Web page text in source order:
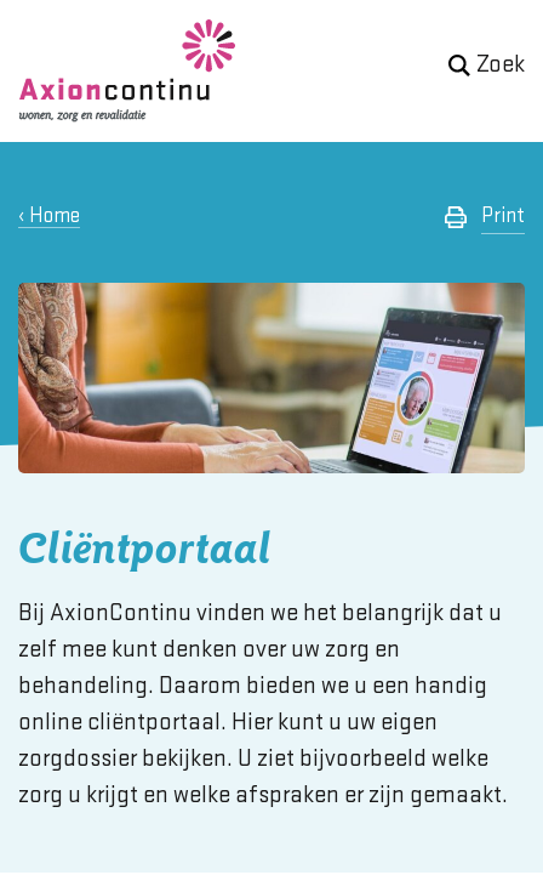
Zoek
Home Print
Cliëntportaal
Bij AxionContinu vinden we het belangrijk dat u
zelf mee kunt denken over uw zorg en
behandeling. Daarom bieden we u een handig
online cliëntportaal. Hier kunt u uw eigen
zorgdossier bekijken. U ziet bijvoorbeeld welke
zorg u krijgt en welke afspraken er zijn gemaakt.